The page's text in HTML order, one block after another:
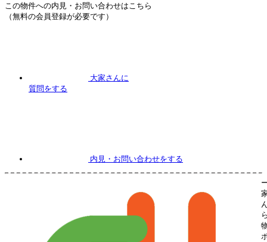
この物件への内見・お問い合わせはこちら
（無料の会員登録が必要です）
大家さんに
質問をする
内見 ・お問い合わせをする